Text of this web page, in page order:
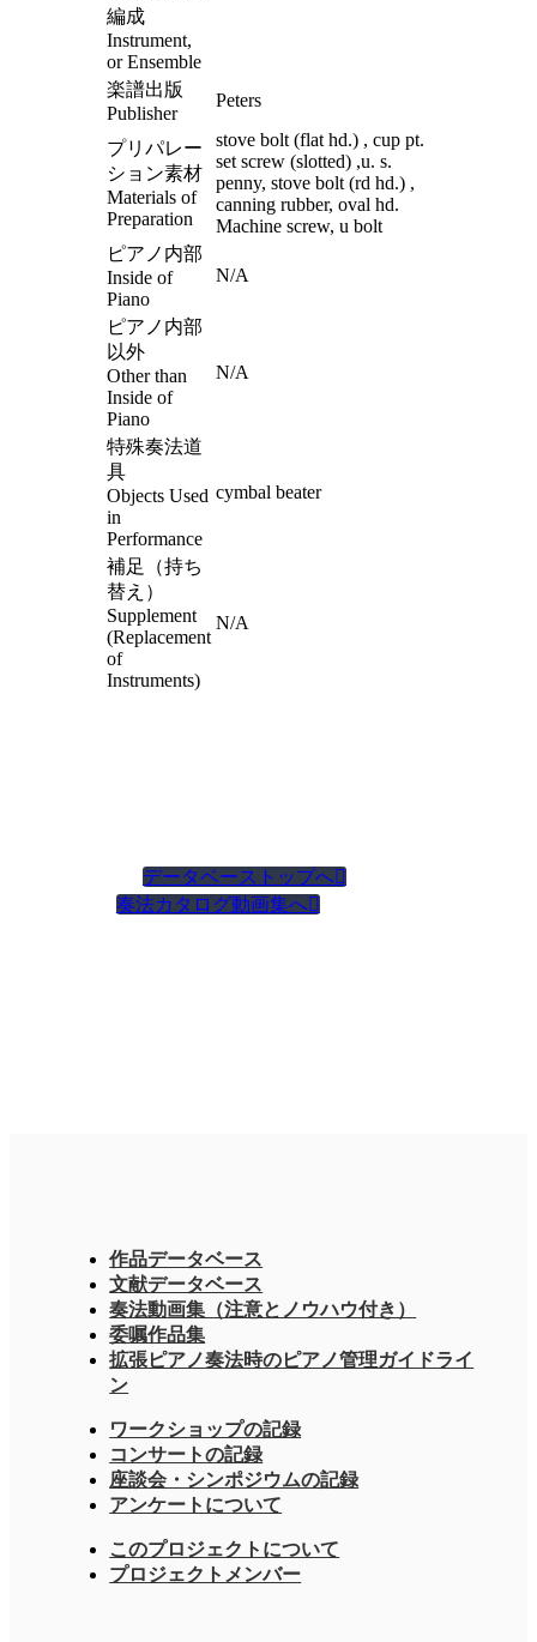
編成
Instrument,
or Ensemble
楽譜出版
Publisher
Peters
プリパレー
ション素材
Materials of
Preparation
stove bolt (flat hd.) , cup pt.
set screw (slotted) ,u. s.
penny, stove bolt (rd hd.) ,
canning rubber, oval hd.
Machine screw, u bolt
ピアノ内部
Inside of
Piano
N/A
ピアノ内部
以外
Other than
Inside of
Piano
N/A
特殊奏法道
具
Objects Used
in
Performance
cymbal beater
補足（持ち
替え）
Supplement
(Replacement
of
Instruments)
N/A
データベーストップへ
奏法カタログ動画集へ
作品データベース
文献データベース
奏法動画集（注意とノウハウ付き）
委嘱作品集
拡張ピアノ奏法時のピアノ管理ガイドライ
ン
ワークショップの記録
コンサートの記録
座談会・シンポジウムの記録
アンケートについて
このプロジェクトについて
プロジェクトメンバー